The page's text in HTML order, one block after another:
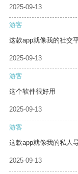
2025-09-13
游客
这款app就像我的社交
2025-09-13
游客
这个软件很好用
2025-09-13
游客
这款app就像我的私人
2025-09-13